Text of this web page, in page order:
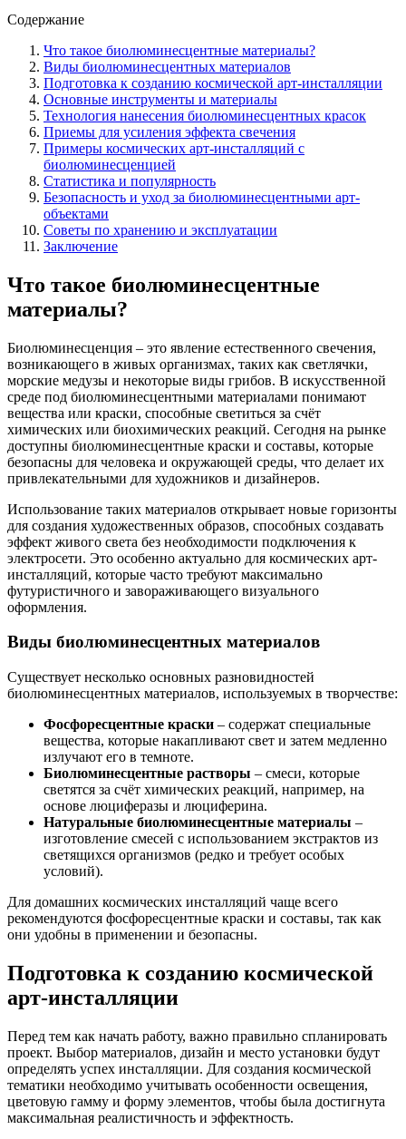
Содержание
Что такое биолюминесцентные материалы?
Виды биолюминесцентных материалов
Подготовка к созданию космической арт-инсталляции
Основные инструменты и материалы
Технология нанесения биолюминесцентных красок
Приемы для усиления эффекта свечения
Примеры космических арт-инсталляций с
биолюминесценцией
Статистика и популярность
Безопасность и уход за биолюминесцентными арт-
объектами
Советы по хранению и эксплуатации
Заключение
Что такое биолюминесцентные
материалы?
Биолюминесценция – это явление естественного свечения,
возникающего в живых организмах, таких как светлячки,
морские медузы и некоторые виды грибов. В искусственной
среде под биолюминесцентными материалами понимают
вещества или краски, способные светиться за счёт
химических или биохимических реакций. Сегодня на рынке
доступны биолюминесцентные краски и составы, которые
безопасны для человека и окружающей среды, что делает их
привлекательными для художников и дизайнеров.
Использование таких материалов открывает новые горизонты
для создания художественных образов, способных создавать
эффект живого света без необходимости подключения к
электросети. Это особенно актуально для космических арт-
инсталляций, которые часто требуют максимально
футуристичного и завораживающего визуального
оформления.
Виды биолюминесцентных материалов
Существует несколько основных разновидностей
биолюминесцентных материалов, используемых в творчестве:
Фосфоресцентные краски – содержат специальные
вещества, которые накапливают свет и затем медленно
излучают его в темноте.
Биолюминесцентные растворы – смеси, которые
светятся за счёт химических реакций, например, на
основе люциферазы и люциферина.
Натуральные биолюминесцентные материалы –
изготовление смесей с использованием экстрактов из
светящихся организмов (редко и требует особых
условий).
Для домашних космических инсталляций чаще всего
рекомендуются фосфоресцентные краски и составы, так как
они удобны в применении и безопасны.
Подготовка к созданию космической
арт-инсталляции
Перед тем как начать работу, важно правильно спланировать
проект. Выбор материалов, дизайн и место установки будут
определять успех инсталляции. Для создания космической
тематики необходимо учитывать особенности освещения,
цветовую гамму и форму элементов, чтобы была достигнута
максимальная реалистичность и эффектность.